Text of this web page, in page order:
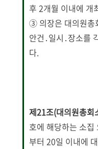
후 2개월 이내에 개
③ 의장은 대의원총
안건․일시․장소를
다.
제21조(대의원총회
호에 해당하는 소집
부터 20일 이내에